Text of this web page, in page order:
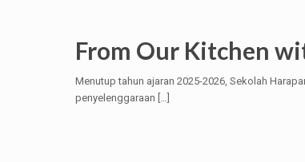
From Our Kitchen
Menutup tahun ajaran 2025-2026, Sekolah
penyelenggaraan […]